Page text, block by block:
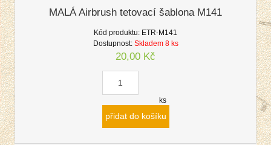
MALÁ Airbrush tetovací šablona M141
Kód produktu: ETR-M141
Dostupnost: Skladem 8 ks
20,00 Kč
ks
přidat do košíku